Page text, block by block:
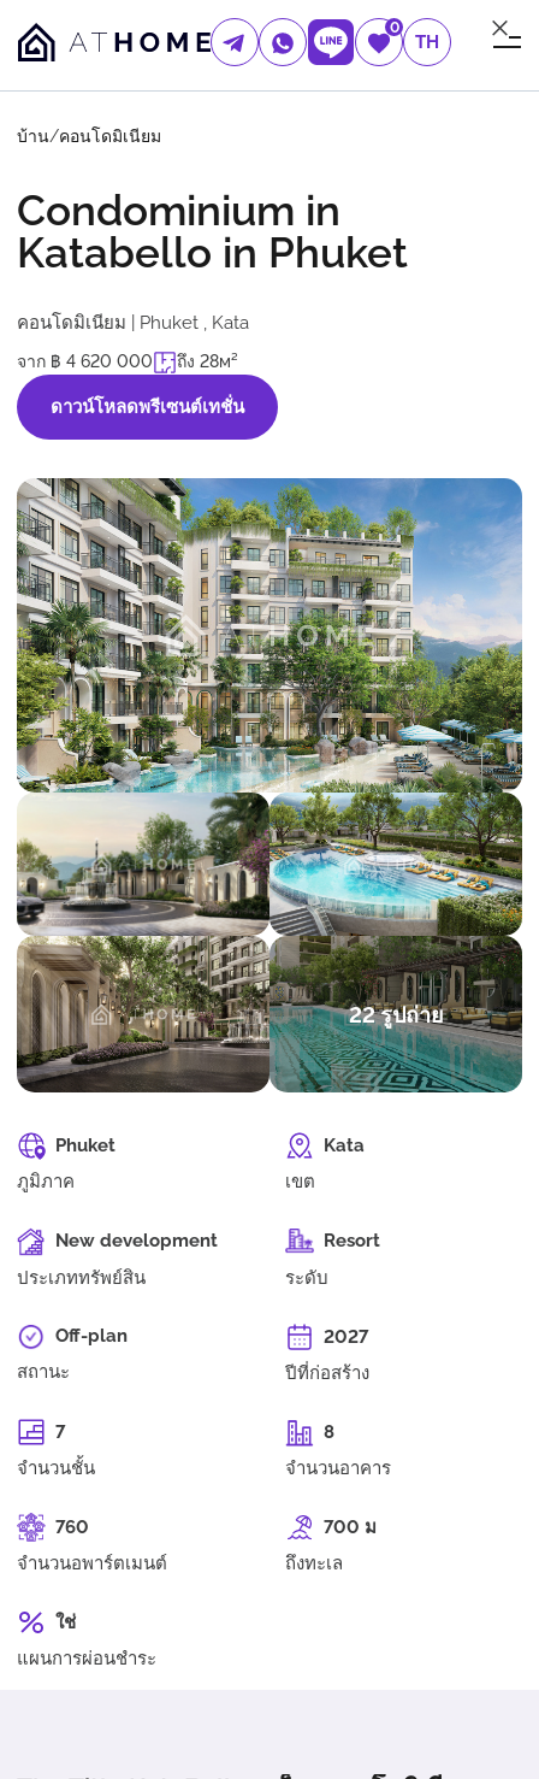
0
TH
บ้าน/คอนโดมิเนียม
Condominium in
Katabello in Phuket
คอนโดมิเนียม | Phuket , Kata
จาก ฿ 4 620 000 ถึง 28м²
ดาวน์โหลดพรีเซนต์เทชั่น
22 รูปถ่าย
Phuket
ภูมิภาค
Kata
เขต
New development
ประเภททรัพย์สิน
Resort
ระดับ
Off-plan
สถานะ
2027
ปีที่ก่อสร้าง
7
จำนวนชั้น
8
จำนวนอาคาร
760
จำนวนอพาร์ตเมนต์
700 ม
ถึงทะเล
ใช่
แผนการผ่อนชำระ